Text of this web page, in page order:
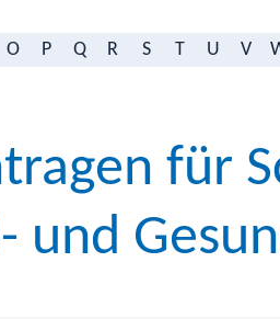
O P Q R S T U V
für